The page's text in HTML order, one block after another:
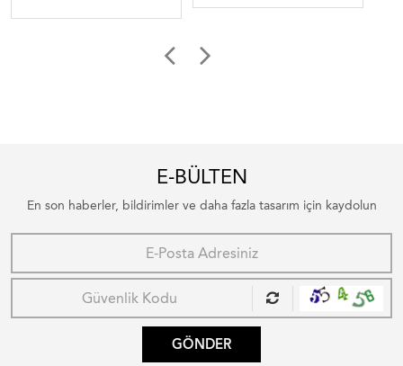
E-BÜLTEN
En son haberler, bildirimler ve daha fazla tasarım için kaydolun
GÖNDER